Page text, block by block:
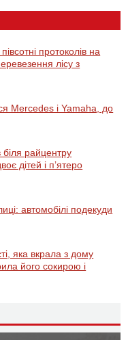
протоколів на
лісу з
Mercedes і Yamaha, до
біля райцентру
дітей і пʼятеро
автомобілі подекуди
яка вкрала з дому
його сокирою і